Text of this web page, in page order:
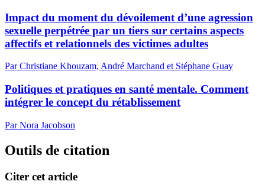
Impact du moment du dévoilement d’une agression
sexuelle perpétrée par un tiers sur certains aspects
affectifs et relationnels des victimes adultes
Par Christiane Khouzam, André Marchand et Stéphane Guay
Politiques et pratiques en santé mentale. Comment
intégrer le concept du rétablissement
Par Nora Jacobson
Outils de citation
Citer cet article